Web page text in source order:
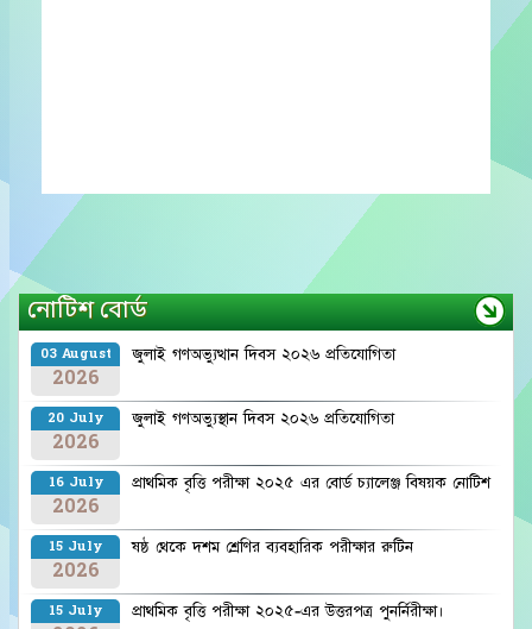
নোটিশ বোর্ড
03 August
2026
জুলাই গণঅভ্যুত্থান দিবস ২০২৬ প্রতিযোগিতা
20 July
2026
জুলাই গণঅভ্যুস্থান দিবস ২০২৬ প্রতিযোগিতা
16 July
2026
প্রাথমিক বৃত্তি পরীক্ষা ২০২৫ এর বোর্ড চ্যালেঞ্জ বিষয়ক নোটিশ
15 July
2026
ষষ্ঠ থেকে দশম শ্রেণির ব্যবহারিক পরীক্ষার রুটিন
15 July প্রাথমিক বৃত্তি পরীক্ষা ২০২৫-এর উত্তরপত্র পুনর্নিরীক্ষা।